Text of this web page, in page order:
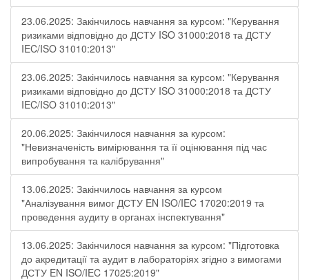
23.06.2025: Закінчилось навчання за курсом: "Керування
ризиками відповідно до ДСТУ ISO 31000:2018 та ДСТУ
IEC/ISO 31010:2013"
23.06.2025: Закінчилось навчання за курсом: "Керування
ризиками відповідно до ДСТУ ISO 31000:2018 та ДСТУ
IEC/ISO 31010:2013"
20.06.2025: Закінчилося навчання за курсом:
"Невизначеність вимірювання та її оцінювання під час
випробування та калібрування"
13.06.2025: Закінчилось навчання за курсом
"Аналізування вимог ДСТУ EN ISO/IEC 17020:2019 та
проведення аудиту в органах інспектування"
13.06.2025: Закінчилося навчання за курсом: "Підготовка
до акредитації та аудит в лабораторіях згідно з вимогами
ДСТУ EN ISO/IEC 17025:2019"